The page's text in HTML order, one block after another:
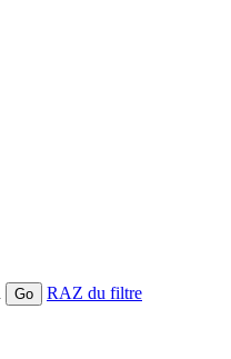
RAZ du filtre